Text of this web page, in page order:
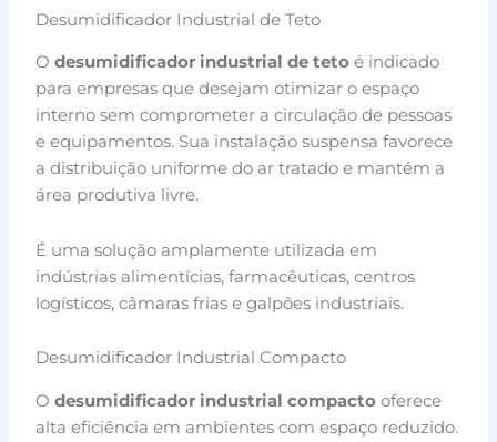
Desumidificador Industrial de Teto
Odesumidificador industrial de teto é indicado
para empresas que desejam otimizar o espaço
interno sem comprometer a circulação de pessoas
e equipamentos. Sua instalação suspensa favorece
a distribuição uniforme do ar tratado e mantém a
área produtiva livre.
É uma solução amplamente utilizada em
indústrias alimentícias, farmacêuticas, centros
logísticos, câmaras frias e galpões industriais.
Desumidificador Industrial Compacto
Odesumidificador industrial compacto oferece
alta eficiência em ambientes com espaço reduzido.